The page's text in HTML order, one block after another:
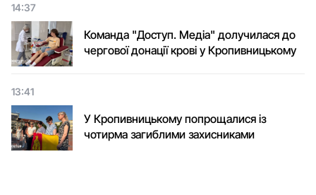
14:37
Команда "Доступ. Медіа" долучилася до
чергової донації крові у Кропивницькому
13:41
У Кропивницькому попрощалися із
чотирма загиблими захисниками